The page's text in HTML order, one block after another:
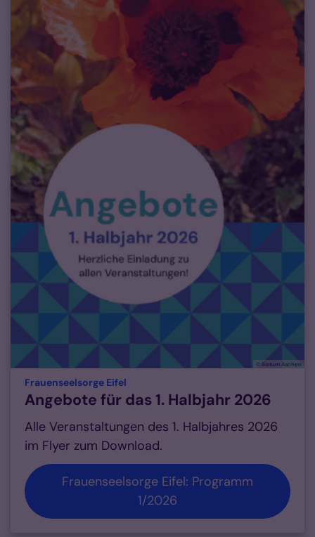
© Bistum Aachen
Frauenseelsorge Eifel
Angebote für das 1. Halbjahr 2026
Alle Veranstaltungen des 1. Halbjahres 2026
im Flyer zum Download.
Frauenseelsorge Eifel: Programm
1/2026